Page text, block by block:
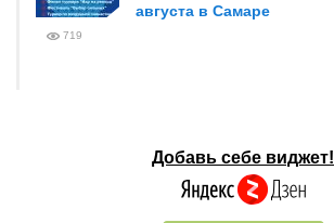
августа в Самаре
719
Добавь себе виджет!